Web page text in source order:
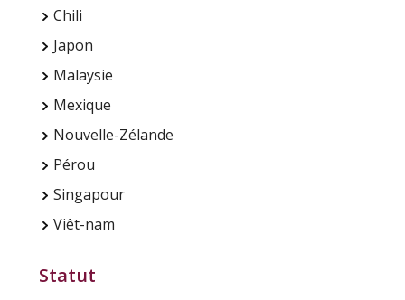
Chili
Japon
Malaysie
Mexique
Nouvelle-Zélande
Pérou
Singapour
Viêt-nam
Statut